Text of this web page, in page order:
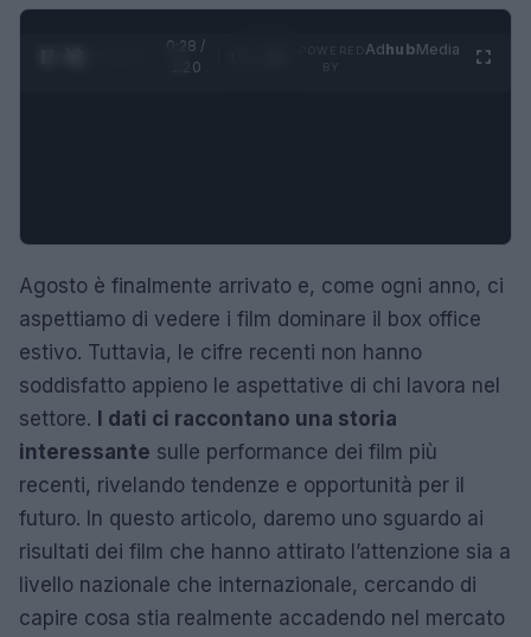
0:28 /
1:20
AdhubMedia
Agosto è finalmente arrivato e, come ogni anno, ci
aspettiamo di vedere i film dominare il box office
estivo. Tuttavia, le cifre recenti non hanno
soddisfatto appieno le aspettative di chi lavora nel
settore. I dati ci raccontano una storia
interessante sulle performance dei film più
recenti, rivelando tendenze e opportunità per il
futuro. In questo articolo, daremo uno sguardo ai
risultati dei film che hanno attirato l’attenzione sia a
livello nazionale che internazionale, cercando di
capire cosa stia realmente accadendo nel mercato